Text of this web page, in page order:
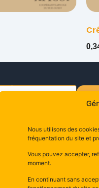
Nous utilisons des
fréquentation du site et
Vous pouvez accepter,
moment.
En continuant sans
Contact
200 Rue
11000
France